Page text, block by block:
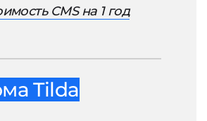
CMS на 1 год
Tilda